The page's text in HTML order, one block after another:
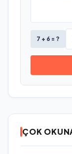
7 + 6 = ?
ÇOK